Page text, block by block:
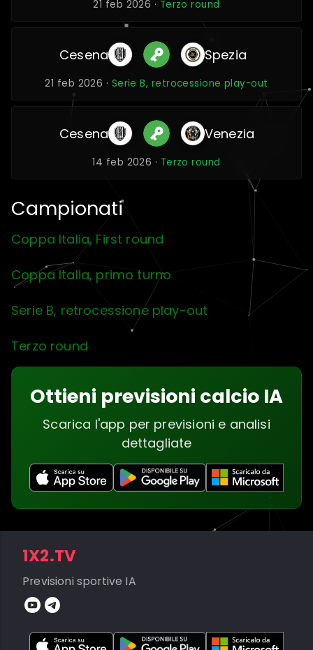
21 feb 2026 · Terzo round
Cesena Spezia
21 feb 2026 · Serie B, retrocessione play-out
Cesena Venezia
14 feb 2026 · Terzo round
Campionati
Coppa Italia, First round
Coppa Italia, primo turno
Serie B, retrocessione play-out
Terzo round
Ottieni previsioni calcio IA
Scarica l'app per previsioni e analisi
dettagliate
1X2.TV
Previsioni sportive IA